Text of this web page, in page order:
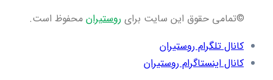
©تمامی حقوق این سایت برای روستیران محفوظ است.
کانال تلگرام روستیران
کانال اینستاگرام روستیران